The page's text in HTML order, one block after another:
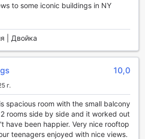
предлага удобни и разнообразни
които гарантират лесен достъп до
на Ню Йорк. Гостите могат да
услуги за такси и
осигуряват бърз и комфортен
транспорт, хотелът разполага с
възможност за самостоятелно
като съответните такси се
Освен това, организираните
възможност за
с професионални гидове, които ще
незабравимо.
to some iconic buildings in NY
| Двойка
10,0
г.
spacious room with the small balcony
rooms side by side and it worked out
have been happier. Very nice rooftop
teenagers enjoyed with nice views.